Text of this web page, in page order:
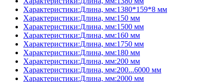
Характеристики:Длина, мм:1380*159*8 мм
Характеристики:Длина, мм:150 мм
Характеристики:Длина, мм:1500 мм
Характеристики:Длина, мм:160 мм
Характеристики:Длина, мм:1750 мм
Характеристики:Длина, мм:180 мм
Характеристики:Длина, мм:200 мм
Характеристики:Длина, мм:200...6000 мм
Характеристики:Длина, мм:2000 мм